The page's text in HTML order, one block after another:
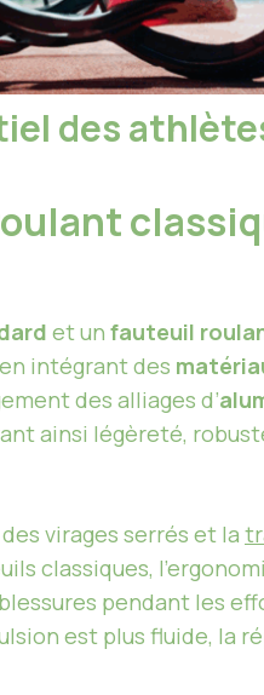
des
et un fauteuil
intégrant des
des alliages d’
ainsi légèreté,
virages serrés et la
classiques,
pendant les
est plus fluide, la